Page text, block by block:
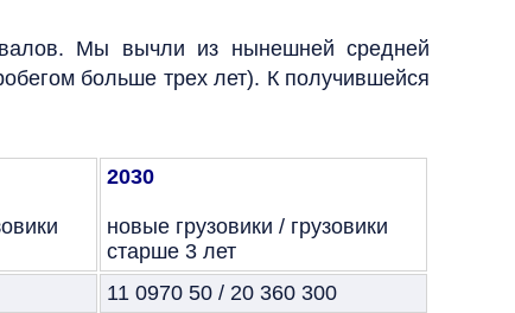
Мы вычли из нынешней средней
больше трех лет). К получившейся
2030
новые грузовики / грузовики
старше 3 лет
11 0970 50 / 20 360 300